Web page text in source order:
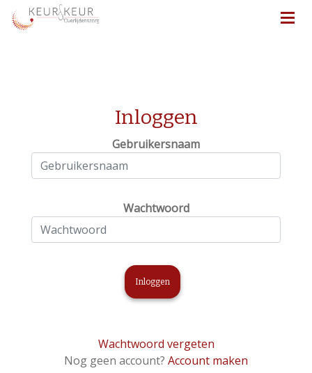
Inloggen
Gebruikersnaam
Wachtwoord
Inloggen
Wachtwoord vergeten
Nog geen account? Account maken